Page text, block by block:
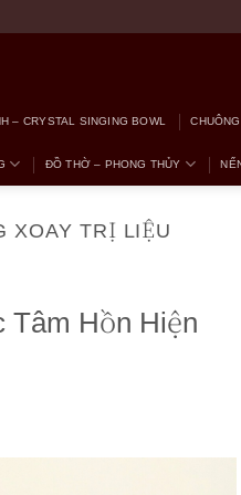
– CRYSTAL SINGING BOWL
ĐỒ THỜ – PHONG THỦY
XOAY TRỊ LIỆU
Hồn Hiện